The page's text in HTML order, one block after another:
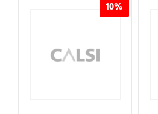
10%